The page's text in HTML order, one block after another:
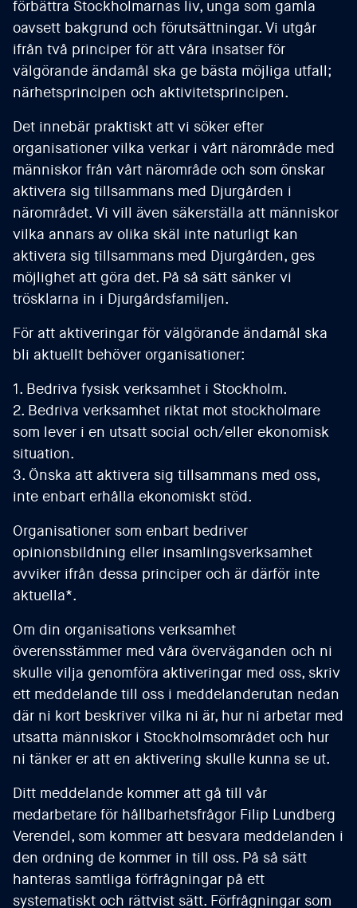
förbättra Stockholmarnas liv, unga som gamla
oavsett bakgrund och förutsättningar. Vi utgår
ifrån två principer för att våra insatser för
välgörande ändamål ska ge bästa möjliga utfall;
närhetsprincipen och aktivitetsprincipen.
Det innebär praktiskt att vi söker efter
organisationer vilka verkar i vårt närområde med
människor från vårt närområde och som önskar
aktivera sig tillsammans med Djurgården i
närområdet. Vi vill även säkerställa att människor
vilka annars av olika skäl inte naturligt kan
aktivera sig tillsammans med Djurgården, ges
möjlighet att göra det. På så sätt sänker vi
trösklarna in i Djurgårdsfamiljen.
För att aktiveringar för välgörande ändamål ska
bli aktuellt behöver organisationer:
1. Bedriva fysisk verksamhet i Stockholm.
2. Bedriva verksamhet riktat mot stockholmare
som lever i en utsatt social och/eller ekonomisk
situation.
3. Önska att aktivera sig tillsammans med oss,
inte enbart erhålla ekonomiskt stöd.
Organisationer som enbart bedriver
opinionsbildning eller insamlingsverksamhet
avviker ifrån dessa principer och är därför inte
aktuella*.
Om din organisations verksamhet
överensstämmer med våra överväganden och ni
skulle vilja genomföra aktiveringar med oss, skriv
ett meddelande till oss i meddelanderutan nedan
där ni kort beskriver vilka ni är, hur ni arbetar med
utsatta människor i Stockholmsområdet och hur
ni tänker er att en aktivering skulle kunna se ut.
Ditt meddelande kommer att gå till vår
medarbetare för hållbarhetsfrågor Filip Lundberg
Verendel, som kommer att besvara meddelanden i
den ordning de kommer in till oss. På så sätt
hanteras samtliga förfrågningar på ett
systematiskt och rättvist sätt. Förfrågningar som